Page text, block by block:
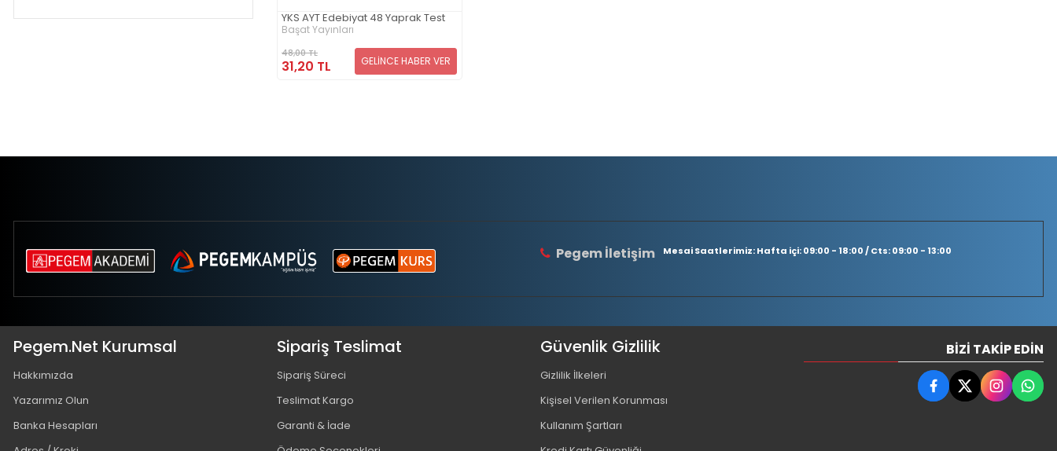
YKS AYT Edebiyat 48 Yaprak Test
Başat Yayınları
48,00 TL
31,20 TL GELİNCE HABER VER
Pegem İletişim Mesai Saatlerimiz: Hafta içi: 09:00 - 18:00 / Cts: 09:00 - 13:00
Pegem.Net Kurumsal
Hakkımızda
Yazarımız Olun
Banka Hesapları
Sipariş Teslimat
Sipariş Süreci
Teslimat Kargo
Garanti & İade
Güvenlik Gizlilik
Gizlilik İlkeleri
Kişisel Verilen Korunması
Kullanım Şartları
BIZI TAKIP EDIN